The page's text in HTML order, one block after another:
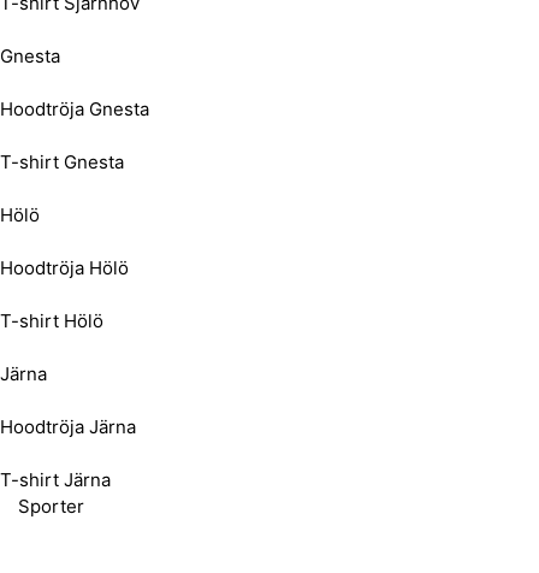
Gnesta
Hoodtröja Gnesta
T-shirt Gnesta
Hölö
Hoodtröja Hölö
T-shirt Hölö
Järna
Hoodtröja Järna
T-shirt Järna
Sporter